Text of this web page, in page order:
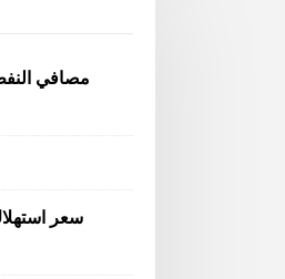
مصافي
سعر